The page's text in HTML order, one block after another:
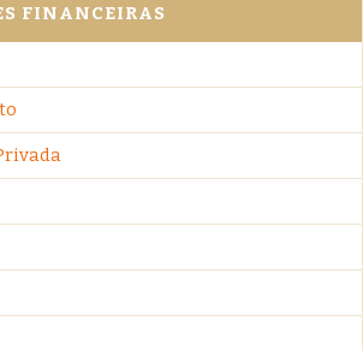
FINANCEIRAS